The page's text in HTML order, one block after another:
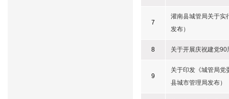
7
灌南县城管局关于实
发布）
8 关于开展庆祝建党
9
关于印发《城管局党
县城市管理局发布）